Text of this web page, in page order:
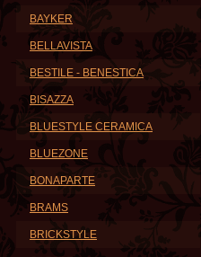
BAYKER
BELLAVISTA
BESTILE - BENESTICA
BISAZZA
BLUESTYLE CERAMICA
BLUEZONE
BONAPARTE
BRAMS
BRICKSTYLE